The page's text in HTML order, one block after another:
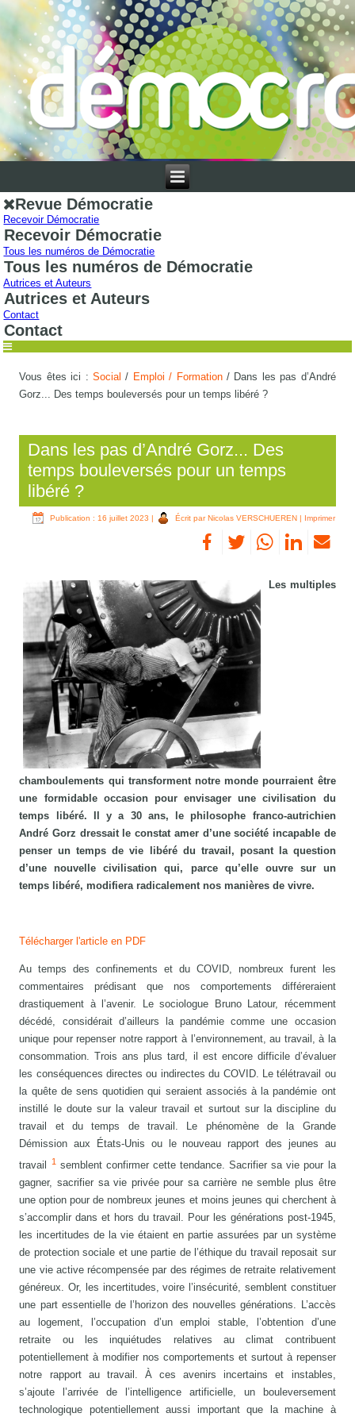
Revue Démocratie
Recevoir Démocratie
Recevoir Démocratie
Tous les numéros de Démocratie
Tous les numéros de Démocratie
Autrices et Auteurs
Autrices et Auteurs
Contact
Contact
Vous êtes ici :Social / Emploi / Formation/ Dans les pas d’André
Gorz... Des temps bouleversés pour un temps libéré ?
Dans les pas d’André Gorz... Des
temps bouleversés pour un temps
libéré ?
Publication : 16 juillet 2023 | Écrit par Nicolas VERSCHUEREN| Imprimer
Les multiples
chamboulements qui transforment notre monde pourraient être
une formidable occasion pour envisager une civilisation du
temps libéré. Il y a 30 ans, le philosophe franco-autrichien
André Gorz dressait le constat amer d’une société incapable de
penser un temps de vie libéré du travail, posant la question
d’une nouvelle civilisation qui, parce qu’elle ouvre sur un
temps libéré, modifiera radicalement nos manières de vivre.
Télécharger l'article en PDF
Au temps des confinements et du COVID, nombreux furent les
commentaires prédisant que nos comportements différeraient
drastiquement à l’avenir. Le sociologue Bruno Latour, récemment
décédé, considérait d’ailleurs la pandémie comme une occasion
unique pour repenser notre rapport à l’environnement, au travail, à la
consommation. Trois ans plus tard, il est encore difficile d’évaluer
les conséquences directes ou indirectes du COVID. Le télétravail ou
la quête de sens quotidien qui seraient associés à la pandémie ont
instillé le doute sur la valeur travail et surtout sur la discipline du
travail et du temps de travail. Le phénomène de la Grande
Démission aux États-Unis ou le nouveau rapport des jeunes au
travail
1semblent confirmer cette tendance. Sacrifier sa vie pour la
gagner, sacrifier sa vie privée pour sa carrière ne semble plus être
une option pour de nombreux jeunes et moins jeunes qui cherchent à
s’accomplir dans et hors du travail. Pour les générations post-1945,
les incertitudes de la vie étaient en partie assurées par un système
de protection sociale et une partie de l’éthique du travail reposait sur
une vie active récompensée par des régimes de retraite relativement
généreux. Or, les incertitudes, voire l’insécurité, semblent constituer
une part essentielle de l’horizon des nouvelles générations. L’accès
au logement, l’occupation d’un emploi stable, l’obtention d’une
retraite ou les inquiétudes relatives au climat contribuent
potentiellement à modifier nos comportements et surtout à repenser
notre rapport au travail. À ces avenirs incertains et instables,
s’ajoute l’arrivée de l’intelligence artificielle, un bouleversement
technologique potentiellement aussi important que la machine à